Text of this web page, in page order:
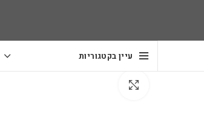
עיין בקטגוריות